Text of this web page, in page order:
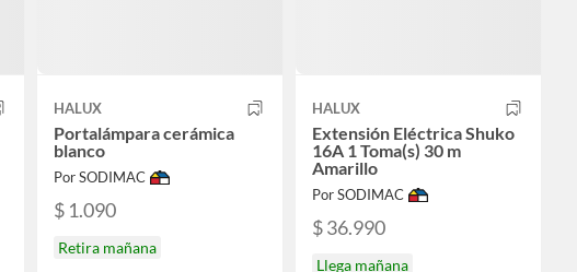
HALUX
Portalámpara cerámica
blanco
Por SODIMAC
$ 1.090
Retira mañana
HALUX
Extensión Eléctrica Shuko
16A 1 Toma(s) 30 m
Amarillo
Por SODIMAC
$ 36.990
Llega mañana